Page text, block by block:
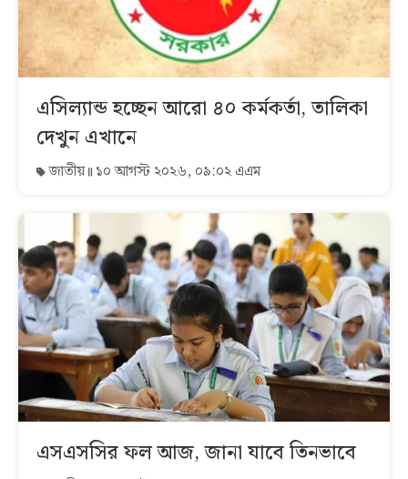
এসিল্যান্ড হচ্ছেন আরো ৪০ কর্মকর্তা, তালিকা
দেখুন এখানে
জাতীয় ১০ আগস্ট ২০২৬, ০৯:০২ এএম
এসএসসির ফল আজ, জানা যাবে তিনভাবে